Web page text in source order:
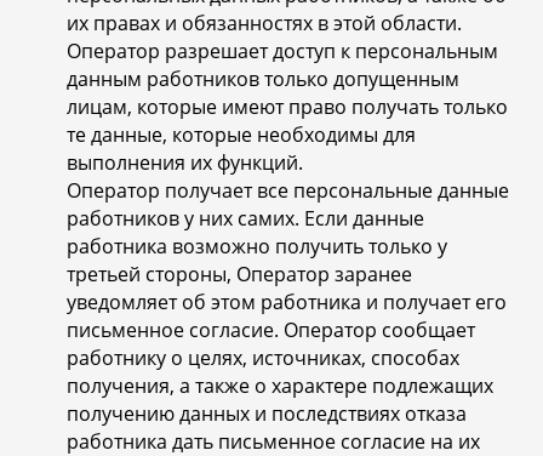
их правах и обязанностях в этой области.
Оператор разрешает доступ к персональным
данным работников только допущенным
лицам, которые имеют право получать только
те данные, которые необходимы для
выполнения их функций.
Оператор получает все персональные данные
работников у них самих. Если данные
работника возможно получить только у
третьей стороны, Оператор заранее
уведомляет об этом работника и получает его
письменное согласие. Оператор сообщает
работнику о целях, источниках, способах
получения, а также о характере подлежащих
получению данных и последствиях отказа
работника дать письменное согласие на их